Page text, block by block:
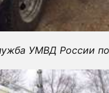
УМВД России